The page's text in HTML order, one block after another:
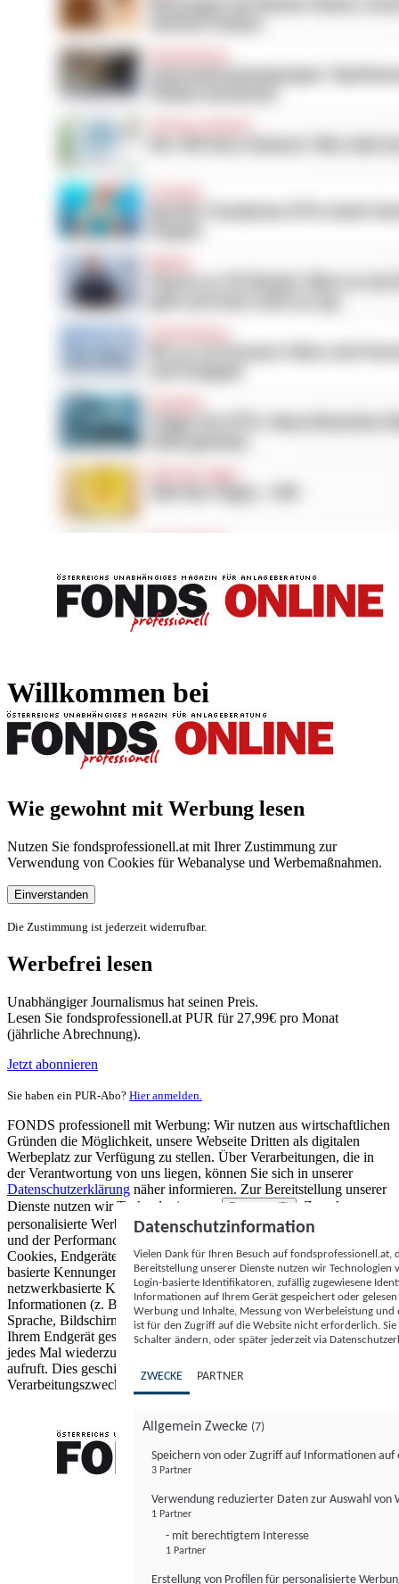
Willkommen bei
Wie gewohnt mit Werbung lesen
Nutzen Sie fondsprofessionell.at mit Ihrer Zustimmung zur
Verwendung von Cookies für Webanalyse und Werbemaßnahmen.
Einverstanden
Die Zustimmung ist jederzeit widerrufbar.
Werbefrei lesen
Unabhängiger Journalismus hat seinen Preis.
Lesen Sie fondsprofessionell.at PUR für 27,99€ pro Monat
(jährliche Abrechnung).
Jetzt abonnieren
Sie haben ein PUR-Abo? Hier anmelden.
FONDS professionell mit Werbung: Wir nutzen aus wirtschaftlichen
Gründen die Möglichkeit, unsere Webseite Dritten als digitalen
Werbeplatz zur Verfügung zu stellen. Über Verarbeitungen, die in
der Verantwortung von uns liegen, können Sie sich in unserer
Datenschutzerklärung näher informieren. Zur Bereitstellung unserer
Dienste nutzen wir Technologien von
Partnern (5)
. Zwecke:
personalisierte Werbung und Inhalte, Messung von Werbeleistung
und der Performance von Inhalten sowie Zielgruppenforschung.
Cookies, Endgeräte- oder ähnliche Online-Kennungen (z. B. login-
basierte Kennungen, zufällig generierte Kennungen,
netzwerkbasierte Kennungen) können zusammen mit anderen
Informationen (z. B. Browsertyp und Browserinformationen,
Sprache, Bildschirmgröße, unterstützte Technologien usw.) auf
Ihrem Endgerät gespeichert oder von dort ausgelesen werden, um es
jedes Mal wiederzuerkennen, wenn es eine App oder einer Webseite
aufruft. Dies geschieht für einen oder mehrere der hier aufgeführten
Verarbeitungszwecke.
Datenschutzinformation
Vielen Dank für Ihren Besuch auf
Bereitstellung unserer Dienste nutzen wir Technologien
Login-basierte Identifikatoren, zufällig zugewiesene
Informationen auf Ihrem Gerät gespeichert oder
Werbung und Inhalte, Messung von Werbeleistung
ist für den Zugriff auf die Website nicht erforderlich.
Schalter ändern, oder später jederzeit via
ZWECKE PARTNER
Allgemein Zwecke (7)
Speichern von oder Zugriff auf Informationen auf
3 Partner
Verwendung reduzierter Daten zur Auswahl von
1 Partner
- mit berechtigtem Interesse
1 Partner
Erstellung von Profilen für personalisierte
FONDS professionell